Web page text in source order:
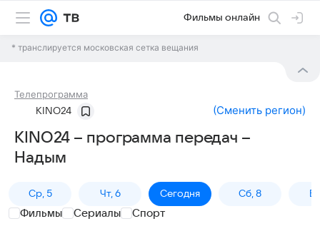
Фильмы онлайн
* транслируется московская сетка вещания
Телепрограмма
KINO24 (Сменить регион)
KINO24 – программа передач –
Надым
Ср, 5 Чт, 6 Сегодня Сб, 8
Фильмы Сериалы Спорт